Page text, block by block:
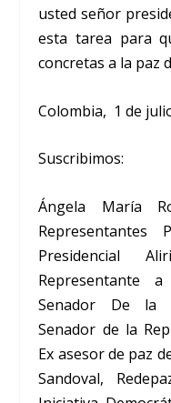
usted señor
esta tarea para
concretas a la paz
Colombia, 1 de
Suscribimos:
Ángela María
Representantes
Presidencial
Representante
Senador De la
Senador de la
Ex asesor de paz
Sandoval,